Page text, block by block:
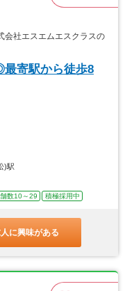
社エスエムエスクラスの
最寄駅から徒歩8
)駅
数10～29 積極採用中
に興味がある